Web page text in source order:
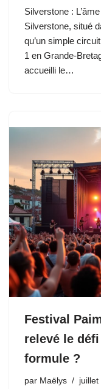
Silverstone :
Silverstone, situé
qu’un simple
1 en Grande-
accueilli le…
Festival
relevé le
formule ?
par Maëlys juillet